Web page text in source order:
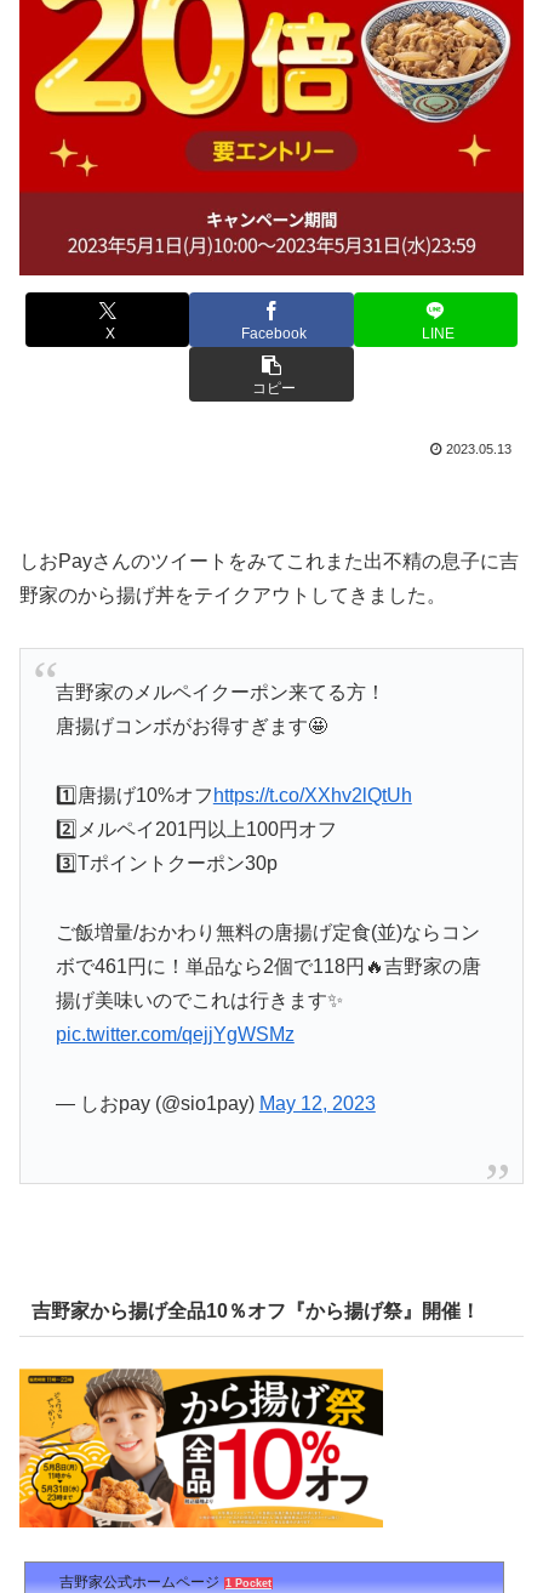
X Facebook LINE
コピー
2023.05.13
しおPayさんのツイートをみてこれまた出不精の息子に吉
野家のから揚げ丼をテイクアウトしてきました。
吉野家のメルペイクーポン来てる方！
唐揚げコンボがお得すぎます🤩
1️⃣唐揚げ10%オフ https://t.co/XXhv2lQtUh
2️⃣メルペイ201円以上100円オフ
3️⃣Tポイントクーポン30p
ご飯増量/おかわり無料の唐揚げ定食(並)ならコン
ボで461円に！単品なら2個で118円🔥吉野家の唐
揚げ美味いのでこれは行きます✨
pic.twitter.com/qejjYgWSMz
— しおpay (@sio1pay) May 12, 2023
吉野家から揚げ全品10％オフ『から揚げ祭』開催！
吉野家公式ホームページ 1 Pocket